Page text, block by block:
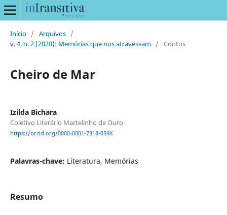
Início / Arquivos /
v. 4, n. 2 (2020): Memórias que nos atravessam / Contos
Cheiro de Mar
Izilda Bichara
Coletivo Literário Martelinho de Ouro
https://orcid.org/0000-0001-7318-059X
Palavras-chave: Literatura, Memórias
Resumo